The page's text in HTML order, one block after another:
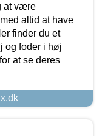
at være
altid at have
finder du et
og foder i høj
at se deres